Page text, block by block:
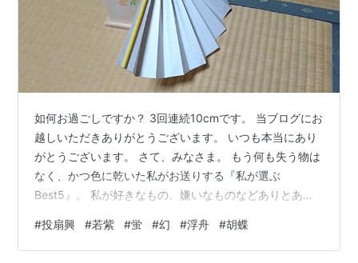
如何お過ごしですか？ 3回連続10cmです。 当ブログにお
越しいただきありがとうございます。 いつも本当にあり
がとうございます。 さて、みなさま。 もう何も失う物は
なく、かつ色に乾いた私がお送りする『私が選ぶ
Best5』。 私が好きなもの、嫌いなものなどありとあら
扇興でやってみたい形』で攻めてみたいと思います。 今
まで私がやったことのない形の中から選ぶとします。 事
#投扇興 #若紫 #蛍 #幻 #浮舟 #胡蝶